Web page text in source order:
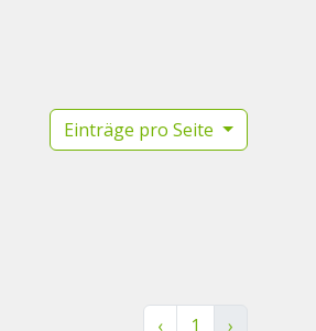
Einträge pro Seite
‹ 1 ›